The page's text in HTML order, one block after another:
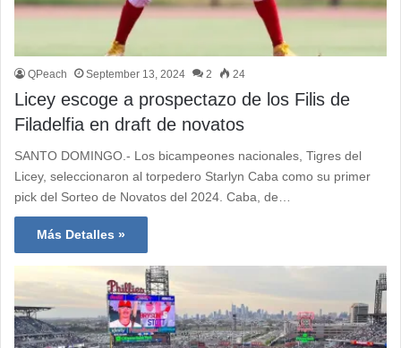
QPeach September 13, 2024 2 24
Licey escoge a prospectazo de los Filis de
Filadelfia en draft de novatos
SANTO DOMINGO.- Los bicampeones nacionales, Tigres del
Licey, seleccionaron al torpedero Starlyn Caba como su primer
pick del Sorteo de Novatos del 2024. Caba, de…
Más Detalles »